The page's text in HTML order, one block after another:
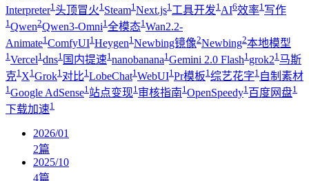
Interpreter1 头顶冒火1 Steam1 Next.js1 工具开发1 AI6效率1 写作
1 Qwen2Qwen3-Omni1 全模态1 Wan2.2-
Animate1 ComfyUI1 Heygen1 Newbing镜像2Newbing2本地模型
1 Vercel1 dns1 国内提速1 nanobanana1 Gemini 2.0 Flash1 grok21 马斯
克1 X1 Grok1 对比1 LobeChat1 WebUI1 Pr模板1 综艺花字1 自制素材
1 Google AdSense1 站点变现1 审核指南1 OpenSpeedy1 百度网盘1
下载加速1
2026/01
2篇
2025/10
4篇